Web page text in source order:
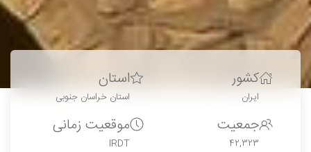
کشور
ایران
استان
استان خراسان جنوبی
جمعیت
42,323
موقعیت زمانی
IRDT